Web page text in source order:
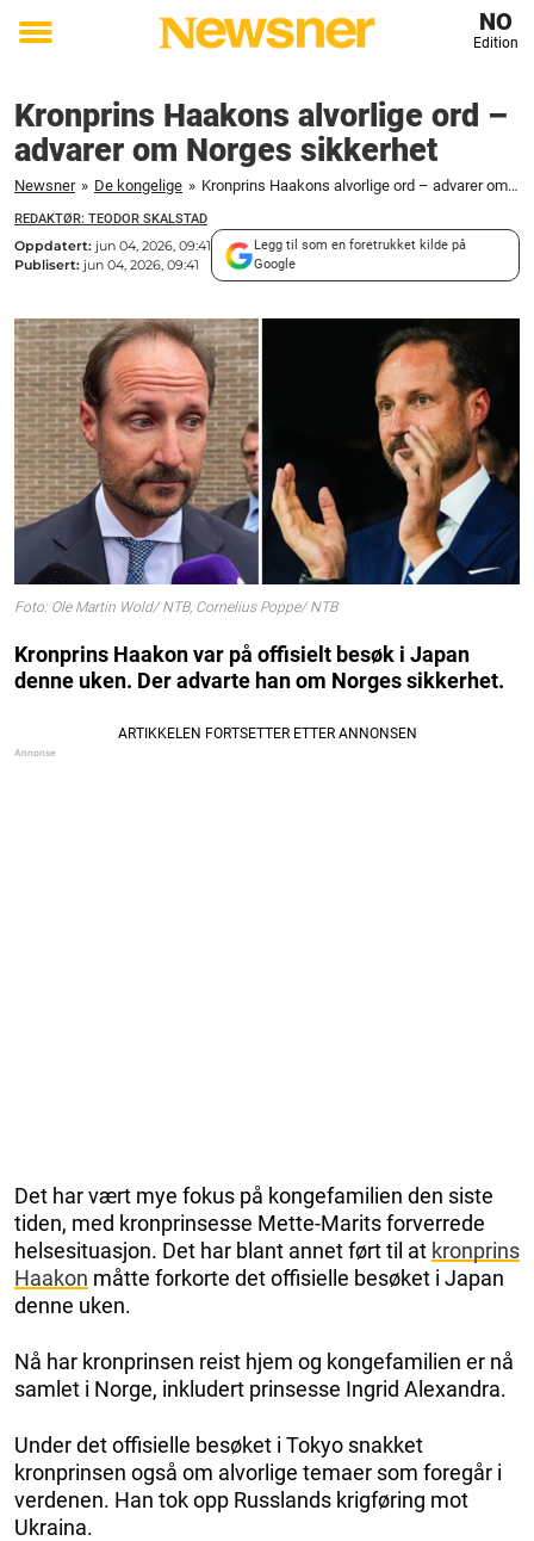
Toggle
NO
Edition
Kronprins Haakons alvorlige ord –
advarer om Norges sikkerhet
Newsner » De kongelige » Kronprins Haakons alvorlige ord – advarer om Norges sikkerhet
REDAKTØR: TEODOR SKALSTAD
Oppdatert: jun 04, 2026, 09:41
Publisert: jun 04, 2026, 09:41
Legg til som en foretrukket kilde på
Google
Foto: Ole Martin Wold/ NTB, Cornelius Poppe/ NTB
Kronprins Haakon var på offisielt besøk i Japan
denne uken. Der advarte han om Norges sikkerhet.
Det har vært mye fokus på kongefamilien den siste
tiden, med kronprinsesse Mette-Marits forverrede
helsesituasjon. Det har blant annet ført til at kronprins
Haakon måtte forkorte det offisielle besøket i Japan
denne uken.
Nå har kronprinsen reist hjem og kongefamilien er nå
samlet i Norge, inkludert prinsesse Ingrid Alexandra.
Under det offisielle besøket i Tokyo snakket
kronprinsen også om alvorlige temaer som foregår i
verdenen. Han tok opp Russlands krigføring mot
Ukraina.